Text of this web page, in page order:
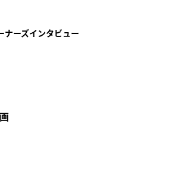
ナーズインタビュー